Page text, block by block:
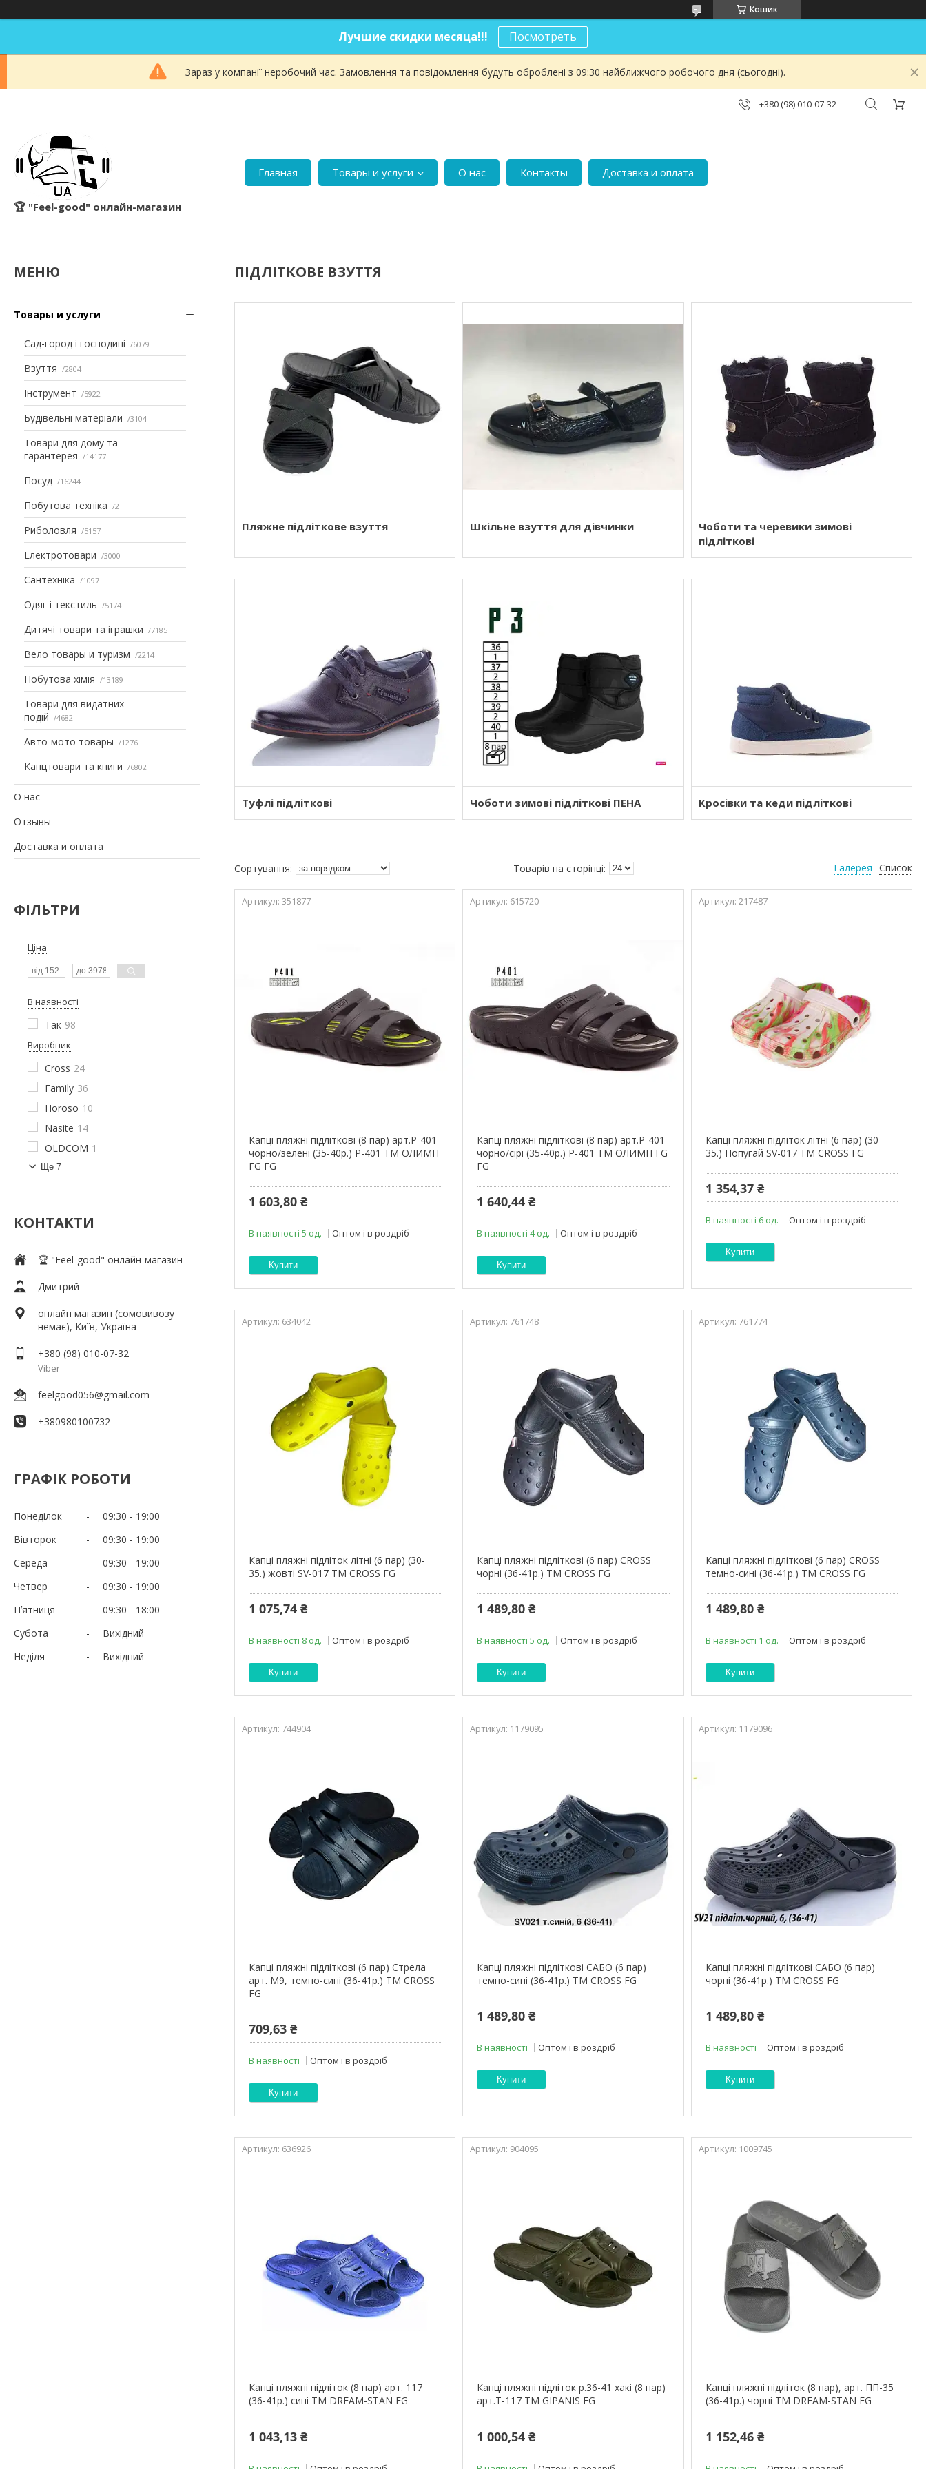
Кошик
Лучшие скидки месяца!!! Посмотреть
Зараз у компанії неробочий час. Замовлення та повідомлення будуть оброблені з 09:30 найближчого робочого дня (сьогодні).
+380 (98) 010-07-32
🏆 "Feel-good" онлайн-магазин
Главная Товары и услуги О нас Контакты Доставка и оплата
Товары и услуги
Сад-город і господині 6079
Взуття 2804
Інструмент 5922
Будівельні матеріали 3104
Товари для дому та
гарантерея
14177
Посуд 16244
Побутова техніка 2
Риболовля 5157
Електротовари 3000
Сантехніка 1097
Одяг і текстиль 5174
Дитячі товари та іграшки 7185
Вело товары и туризм 2214
Побутова хімія 13189
Товари для видатних
подій
4682
Авто-мото товары 1276
Канцтовари та книги 6802
О нас
Отзывы
Доставка и оплата
ФІЛЬТРИ
Ціна
В наявності
Так 98
Виробник
Cross 24
Family 36
Horoso 10
Nasite 14
OLDCOM 1
Ще 7
КОНТАКТИ
🏆 "Feel-good" онлайн-магазин
Дмитрий
онлайн магазин (сомовивозу
немає), Київ, Україна
+380 (98) 010-07-32
Viber
feelgood056@gmail.com
+380980100732
ГРАФІК РОБОТИ
Понеділок 09:30
19:00
Вівторок
09:30
19:00
Середа
09:30
19:00
Четвер
09:30
19:00
Пʼятниця
09:30
18:00
Субота
Вихідний
Неділя
Вихідний
ПІДЛІТКОВЕ ВЗУТТЯ
Пляжне підліткове взуття Шкільне взуття для дівчинки
Чоботи та черевики зимові
підліткові
Туфлі підліткові Чоботи зимові підліткові ПЕНА Кросівки та кеди підліткові
Галерея Список
351877
Капці пляжні підліткові (8 пар) арт.Р-401
чорно/зелені (35-40р.) Р-401 ТМ ОЛИМП
FG FG
1 603,80 ₴
В наявності 5 од. Оптом і в роздріб
Купити
615720
Капці пляжні підліткові (8 пар) арт.Р-401
чорно/сірі (35-40р.) Р-401 ТМ ОЛИМП FG
FG
1 640,44 ₴
В наявності 4 од. Оптом і в роздріб
Купити
217487
Капці пляжні підліток літні (6 пар) (30-
35.) Попугай SV-017 ТМ CROSS FG
1 354,37 ₴
В наявності 6 од. Оптом і в роздріб
Купити
634042
Капці пляжні підліток літні (6 пар) (30-
35.) жовті SV-017 ТМ CROSS FG
1 075,74 ₴
В наявності 8 од. Оптом і в роздріб
Купити
761748
Капці пляжні підліткові (6 пар) CROSS
чорні (36-41р.) ТМ CROSS FG
1 489,80 ₴
В наявності 5 од. Оптом і в роздріб
Купити
761774
Капці пляжні підліткові (6 пар) CROSS
темно-сині (36-41р.) ТМ CROSS FG
1 489,80 ₴
В наявності 1 од. Оптом і в роздріб
Купити
744904
Капці пляжні підліткові (6 пар) Стрела
арт. М9, темно-сині (36-41р.) ТМ CROSS
FG
709,63 ₴
В наявності Оптом і в роздріб
Купити
1179095
Капці пляжні підліткові САБО (6 пар)
темно-сині (36-41р.) ТМ CROSS FG
1 489,80 ₴
В наявності Оптом і в роздріб
Купити
1179096
Капці пляжні підліткові САБО (6 пар)
чорні (36-41р.) ТМ CROSS FG
1 489,80 ₴
В наявності Оптом і в роздріб
Купити
636926
Капці пляжні підліток (8 пар) арт. 117
(36-41р.) сині ТМ DREAM-STAN FG
1 043,13 ₴
904095
Капці пляжні підліток р.36-41 хакі (8 пар)
арт.T-117 ТМ GIPANIS FG
1 000,54 ₴
1009745
Капці пляжні підліток (8 пар), арт. ПП-35
(36-41р.) чорні ТМ DREAM-STAN FG
1 152,46 ₴